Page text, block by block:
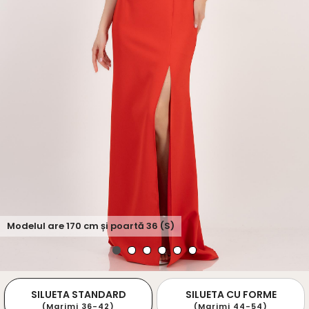
Modelul are170 cm și poartă 36 (S)
SILUETA STANDARD
(Marimi 36-42)
SILUETA CU FORME
(Marimi 44-54)